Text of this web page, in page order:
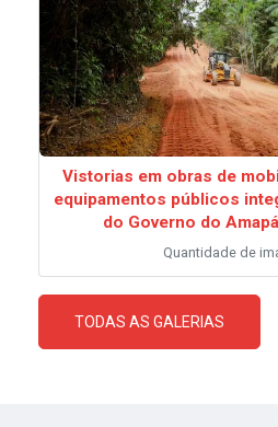
Vistorias em obras de
equipamentos públicos
do Governo do
Quantidade de
TODAS AS GALERIAS